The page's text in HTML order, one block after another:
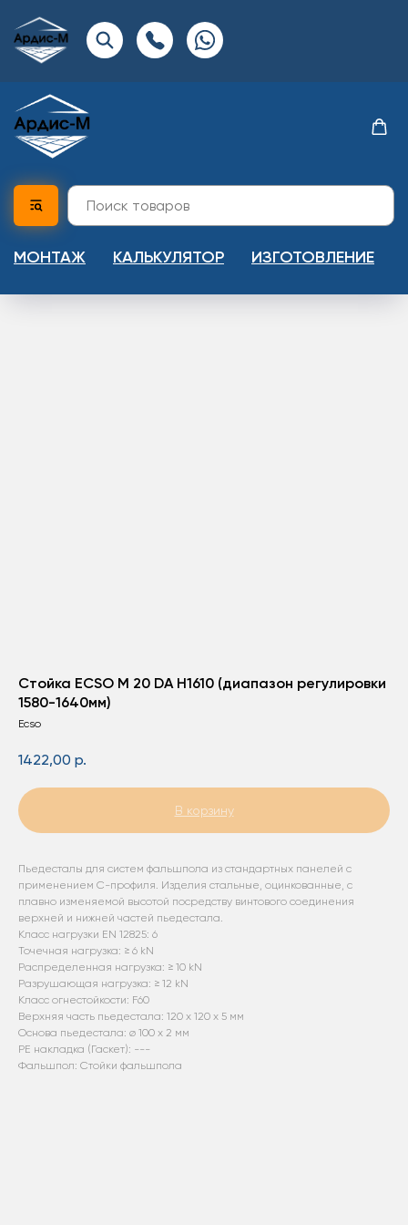
МОНТАЖ КАЛЬКУЛЯТОР ИЗГОТОВЛЕНИЕ
Стойка ECSO M 20 DA H1610 (диапазон регулировки
1580-1640мм)
Ecso
1422,00 р.
В корзину
Пьедесталы для систем фальшпола из стандартных панелей с
применением С-профиля. Изделия стальные, оцинкованные, с
плавно изменяемой высотой посредству винтового соединения
верхней и нижней частей пьедестала.
Класс нагрузки EN 12825: 6
Точечная нагрузка: ≥ 6 kN
Распределенная нагрузка: ≥ 10 kN
Разрушающая нагрузка: ≥ 12 kN
Класс огнестойкости: F60
Верхняя часть пьедестала: 120 х 120 x 5 мм
Основа пьедестала: ø 100 х 2 мм
PE накладка (Гаскет): ---
Фальшпол: Стойки фальшпола